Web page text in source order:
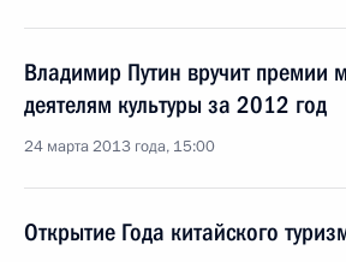
Владимир Путин вручит премии
деятелям культуры за 2012 год
24 марта 2013 года, 15:00
Открытие Года китайского